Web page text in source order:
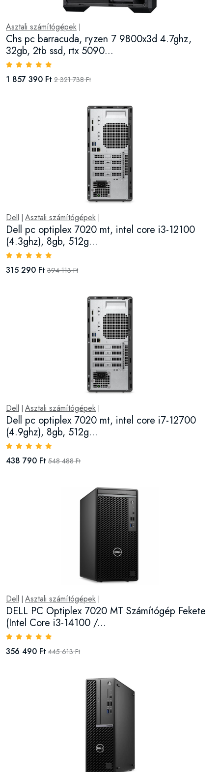
Asztali számítógépek |
Chs pc barracuda, ryzen 7 9800x3d 4.7ghz,
32gb, 2tb ssd, rtx 5090...
1 857 390 Ft 2 321 738 Ft
Dell | Asztali számítógépek |
Dell pc optiplex 7020 mt, intel core i3-12100
(4.3ghz), 8gb, 512g...
315 290 Ft 394 113 Ft
Dell | Asztali számítógépek |
Dell pc optiplex 7020 mt, intel core i7-12700
(4.9ghz), 8gb, 512g...
438 790 Ft 548 488 Ft
Dell | Asztali számítógépek |
DELL PC Optiplex 7020 MT Számítógép Fekete
(Intel Core i3-14100 /...
356 490 Ft 445 613 Ft